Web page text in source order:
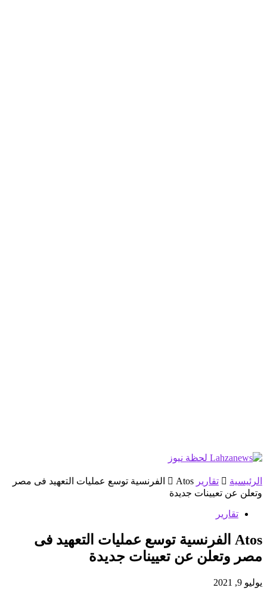
الرئيسية تقارير
Atos الفرنسية توسع عمليات التعهيد فى مصر
وتعلن عن تعيينات جديدة
تقارير
Atos الفرنسية توسع عمليات التعهيد فى
مصر وتعلن عن تعيينات جديدة
يوليو 9, 2021